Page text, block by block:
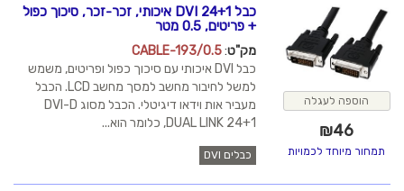
כבל DVI 24+1 איכותי, זכר-זכר, סיכוך כפול
+ פריטים, 0.5 מטר
מק"ט
CABLE-193/0.5
כבל DVI איכותי עם סיכוך כפול ופריטים, משמש
למשל לחיבור מחשב למסך מחשב LCD. הכבל
מעביר אות וידאו דיגיטלי. הכבל מסוג DVI-D
DUAL LINK 24+1, כלומר הוא...
כבלים DVI